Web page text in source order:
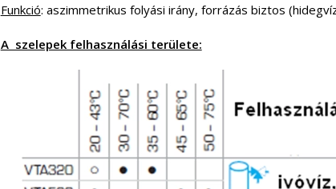
Funkció: aszimmetrikus folyási irány, forrázás biztos
A szelepek felhasználási területe: